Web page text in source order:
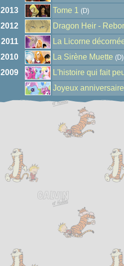
2013 Tome 1 (D)
2012
Dragon Heir -
2011
La Licorne
2010
La Sirène Muette (D)
2009
L'histoire qui fait
Joyeux anniversaire